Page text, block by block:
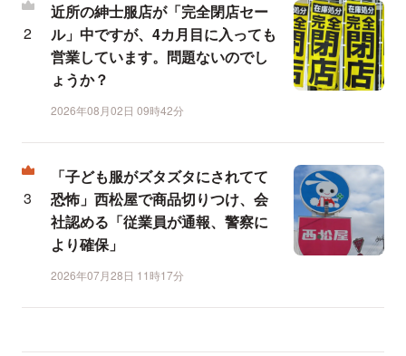
近所の紳士服店が「完全閉店セー
ル」中ですが、4カ月目に入っても
営業しています。問題ないのでし
ょうか？
2026年08月02日 09時42分
「子ども服がズタズタにされてて
恐怖」西松屋で商品切りつけ、会
社認める「従業員が通報、警察に
より確保」
2026年07月28日 11時17分